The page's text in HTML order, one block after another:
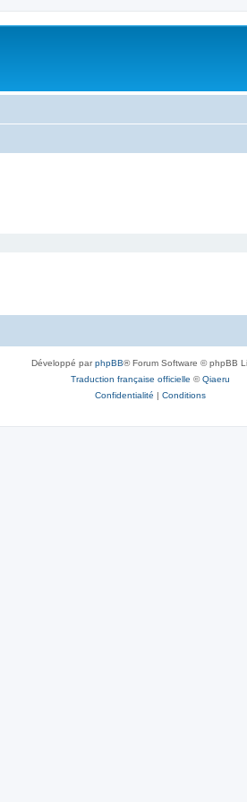
Développé parphpBB® Forum Software © phpBB
Traduction française officielle ©Qiaeru
Confidentialité | Conditions